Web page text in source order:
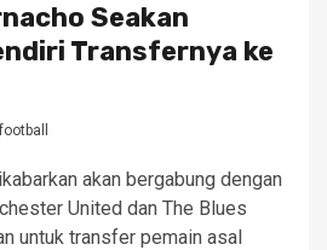
Seakan
Transfernya ke
akan bergabung dengan
United dan The Blues
untuk transfer pemain asal